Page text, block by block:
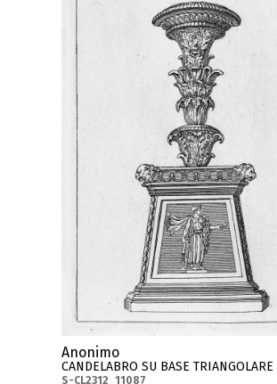
Anonimo
CANDELABRO SU BASE TRIANGOLARE
S-CL2312_11087